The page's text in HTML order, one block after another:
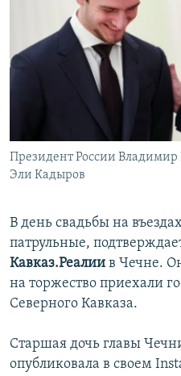
Президент России
Эли Кадыров
В день свадьбы на
патрульные,
Кавказ.Реалии в Чечне.
на торжество приехали
Северного Кавказа.
Старшая дочь главы
опубликовала в своем